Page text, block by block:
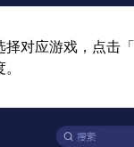
对应游戏，点击